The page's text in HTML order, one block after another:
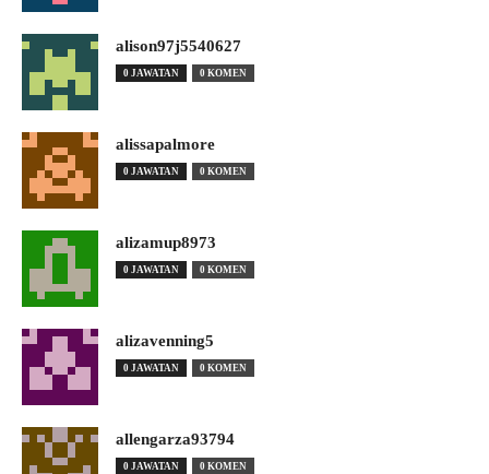
alison97j5540627
0 JAWATAN 0 KOMEN
alissapalmore
0 JAWATAN 0 KOMEN
alizamup8973
0 JAWATAN 0 KOMEN
alizavenning5
0 JAWATAN 0 KOMEN
allengarza93794
0 JAWATAN 0 KOMEN